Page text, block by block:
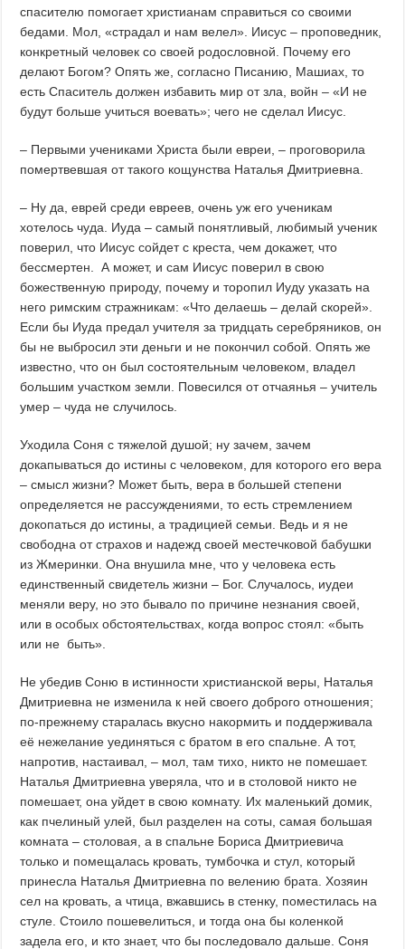
спасителю помогает христианам справиться со своими
бедами. Мол, «страдал и нам велел». Иисус – проповедник,
конкретный человек со своей родословной. Почему его
делают Богом? Опять же, согласно Писанию, Машиах, то
есть Спаситель должен избавить мир от зла, войн – «И не
будут больше учиться воевать»; чего не сделал Иисус.
– Первыми учениками Христа были евреи, – проговорила
помертвевшая от такого кощунства Наталья Дмитриевна.
– Ну да, еврей среди евреев, очень уж его ученикам
хотелось чуда. Иуда – самый понятливый, любимый ученик
поверил, что Иисус сойдет с креста, чем докажет, что
бессмертен. А может, и сам Иисус поверил в свою
божественную природу, почему и торопил Иуду указать на
него римским стражникам: «Что делаешь – делай скорей».
Если бы Иуда предал учителя за тридцать серебряников, он
бы не выбросил эти деньги и не покончил собой. Опять же
известно, что он был состоятельным человеком, владел
большим участком земли. Повесился от отчаянья – учитель
умер – чуда не случилось.
Уходила Соня с тяжелой душой; ну зачем, зачем
докапываться до истины с человеком, для которого его вера
– смысл жизни? Может быть, вера в большей степени
определяется не рассуждениями, то есть стремлением
докопаться до истины, а традицией семьи. Ведь и я не
свободна от страхов и надежд своей местечковой бабушки
из Жмеринки. Она внушила мне, что у человека есть
единственный свидетель жизни – Бог. Случалось, иудеи
меняли веру, но это бывало по причине незнания своей,
или в особых обстоятельствах, когда вопрос стоял: «быть
или не быть».
Не убедив Соню в истинности христианской веры, Наталья
Дмитриевна не изменила к ней своего доброго отношения;
по-прежнему старалась вкусно накормить и поддерживала
её нежелание уединяться с братом в его спальне. А тот,
напротив, настаивал, – мол, там тихо, никто не помешает.
Наталья Дмитриевна уверяла, что и в столовой никто не
помешает, она уйдет в свою комнату. Их маленький домик,
как пчелиный улей, был разделен на соты, самая большая
комната – столовая, а в спальне Бориса Дмитриевича
только и помещалась кровать, тумбочка и стул, который
принесла Наталья Дмитриевна по велению брата. Хозяин
сел на кровать, а чтица, вжавшись в стенку, поместилась на
стуле. Стоило пошевелиться, и тогда она бы коленкой
задела его, и кто знает, что бы последовало дальше. Соня